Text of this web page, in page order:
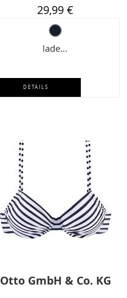
29,99 €
lade...
DETAILS
Otto GmbH & Co. KG